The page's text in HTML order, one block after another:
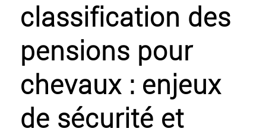
classification des
pensions pour
chevaux : enjeux
de sécurité et